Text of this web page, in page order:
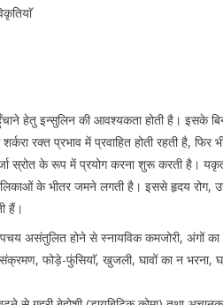
हेतु इन्सुलिन की आवश्यकता होती है। इसके
रक्त प्रभाव में प्रवाहित होती रहती है, फिर
स्रोत के रूप में प्रयोग करना शुरू करती है। यकृत
के भीतर जमने लगती है। इससे हृदय रोग,
हैं।
असंतुलित होने से स्नायविक कमजोरी, अंगों
फोड़े-फुंसियाॅ, खुजली, घावों का न भरना,